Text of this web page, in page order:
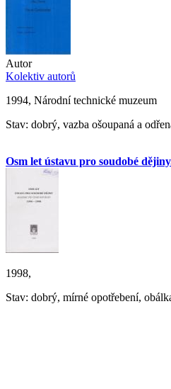
Autor
Kolektiv autorů
1994, Národní technické muzeum
Stav: dobrý, vazba ošoupaná a
Osm let ústavu pro soudobé
1998,
Stav: dobrý, mírné opotřebení,